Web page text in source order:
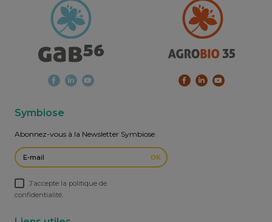
Symbiose
Abonnez-vous à la Newsletter Symbiose
J’accepte la politique de
confidentialité.
OK